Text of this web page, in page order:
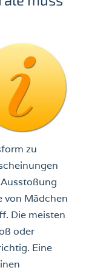
zu
von Mädchen
Die meisten
oder
Eine